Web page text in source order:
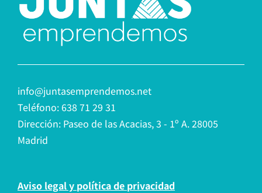
info@juntasemprendemos.net
Teléfono: 638 71 29 31
Dirección: Paseo de las Acacias, 3 - 1º A. 28005
Madrid
Aviso legal y política de privacidad